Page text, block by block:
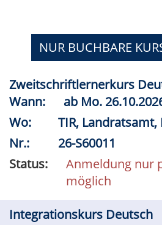
NUR BUCHBARE
Zweitschriftlernerkurs
Wann:
ab Mo.
Wo:
TIR, Landratsamt,
Nr.:
26-S60011
Status:
Anmeldung nur
möglich
Integrationskurs Deutsch